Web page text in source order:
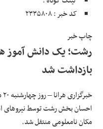
حوادث
علوم و فن آوری
فرهنگی و هنری
کد خبر : ۲۳۳۵۸۰۸
چاپ خبر
رشت؛ یک دانش آموز
بازداشت شد
احسان بخش رشت توسط نیروهای
مکان نامعلومی منتقل شد.